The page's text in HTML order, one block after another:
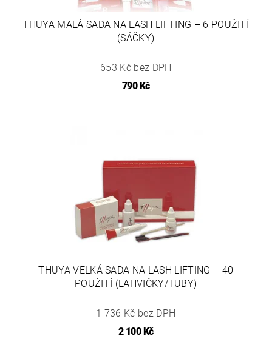
THUYA MALÁ SADA NA LASH LIFTING – 6 POUŽITÍ
(SÁČKY)
653 Kč bez DPH
790 Kč
THUYA VELKÁ SADA NA LASH LIFTING – 40
POUŽITÍ (LAHVIČKY/TUBY)
1 736 Kč bez DPH
2 100 Kč